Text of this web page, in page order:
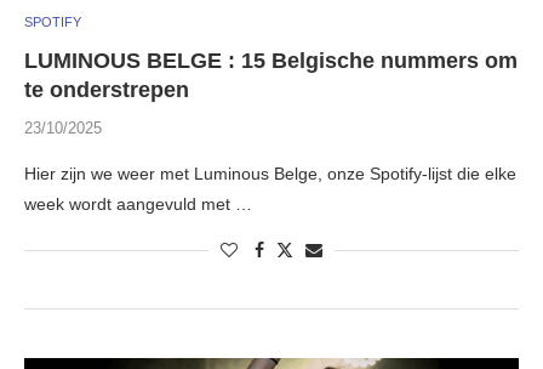
SPOTIFY
LUMINOUS BELGE : 15 Belgische nummers om
te onderstrepen
23/10/2025
Hier zijn we weer met Luminous Belge, onze Spotify-lijst die elke
week wordt aangevuld met …